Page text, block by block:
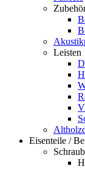
Leisten
Eisenteile /